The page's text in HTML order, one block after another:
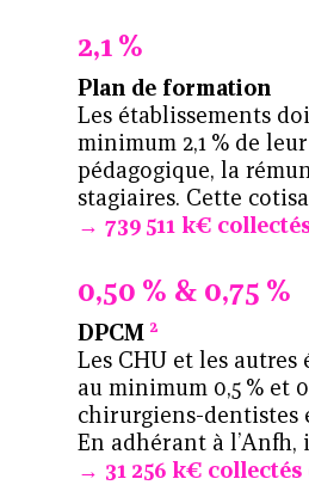
2,1 %
Plan de formation
Les établissements
minimum 2,1 % de
pédagogique, la
stagiaires. Cette
739 511 k€
0,50 % & 0,75 %
DPCM 2
Les CHU et les
au minimum 0,5 % et
chirurgiens-­dentistes
En adhérant à l’Anfh,
31 256 k€ collectés